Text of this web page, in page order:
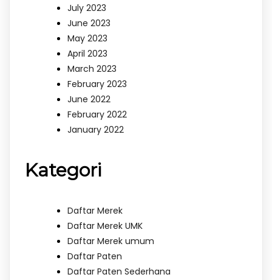
July 2023
June 2023
May 2023
April 2023
March 2023
February 2023
June 2022
February 2022
January 2022
Kategori
Daftar Merek
Daftar Merek UMK
Daftar Merek umum
Daftar Paten
Daftar Paten Sederhana